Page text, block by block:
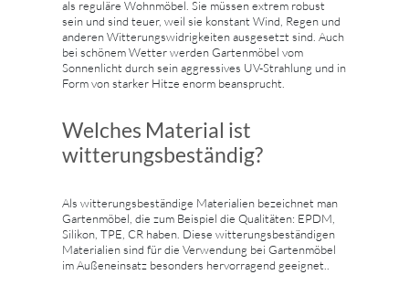
als reguläre Wohnmöbel. Sie müssen extrem robust
sein und sind teuer, weil sie konstant Wind, Regen und
anderen Witterungswidrigkeiten ausgesetzt sind. Auch
bei schönem Wetter werden Gartenmöbel vom
Sonnenlicht durch sein aggressives UV-Strahlung und in
Form von starker Hitze enorm beansprucht.
Welches Material ist
witterungsbeständig?
Als witterungsbeständige Materialien bezeichnet man
Gartenmöbel, die zum Beispiel die Qualitäten: EPDM,
Silikon, TPE, CR haben. Diese witterungsbeständigen
Materialien sind für die Verwendung bei Gartenmöbel
im Außeneinsatz besonders hervorragend geeignet..